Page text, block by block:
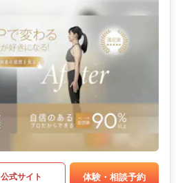
公式サイト 体験・相談予約